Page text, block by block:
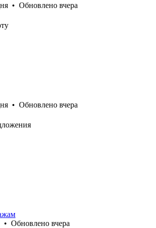
• Обновлено вчера
• Обновлено вчера
• Обновлено вчера